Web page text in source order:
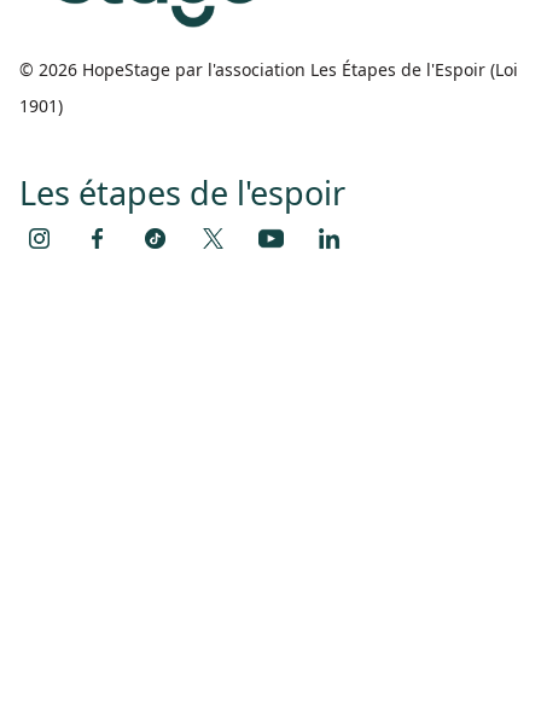
© 2026 HopeStage par l'association Les Étapes de l'Espoir (Loi
1901)
Les étapes de l'espoir